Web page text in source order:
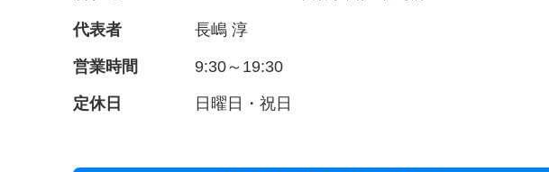
代表者 長嶋 淳
営業時間 9:30～19:30
定休日 日曜日・祝日